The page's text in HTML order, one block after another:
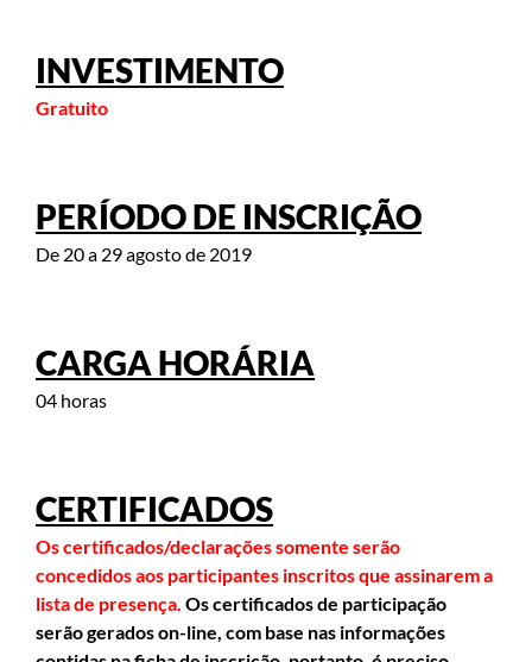
INVESTIMENTO
Gratuito
PERÍODO DE INSCRIÇÃO
De 20 a 29 agosto de 2019
CARGA HORÁRIA
04 horas
CERTIFICADOS
Os certificados/declarações somente serão
concedidos aos participantes inscritos que assinarem a
lista de presença. Os certificados de participação
serão gerados on-line, com base nas informações